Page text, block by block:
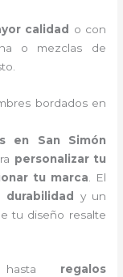
calidad
o con
o mezclas de
bordados en
en San Simón
personalizar tu
tu marca . El
durabilidad y un
tu diseño resalte
regalos